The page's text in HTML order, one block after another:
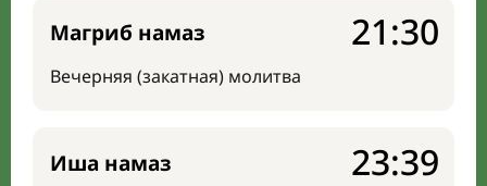
Магриб намаз
Вечерняя (закатная) молитва
21:30
Иша намаз 23:39